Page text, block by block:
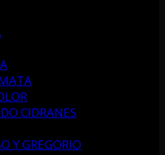
CIDRANES
Y GREGORIO